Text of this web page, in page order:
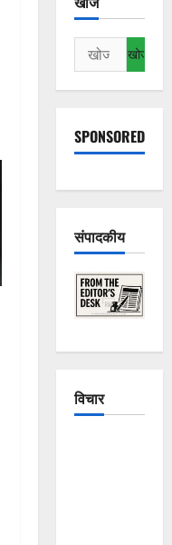
निम्न
को
खोजें:
SPONSORED
संपादकीय
विचार